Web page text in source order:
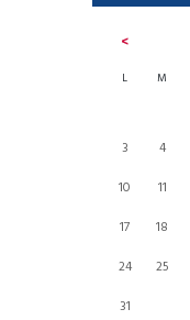
L M
3
4
10
11
17
18
24
25
31